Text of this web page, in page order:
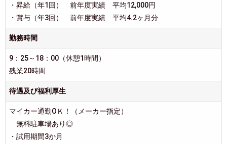
・昇給（年1回） 前年度実績 平均12,000円
・賞与（年3回） 前年度実績 平均4.2ヶ月分
勤務時間
9：25～18：00（休憩1時間）
残業20時間
待遇及び福利厚生
マイカー通勤ОＫ！（メーカー指定）
無料駐車場あり◎
・試用期間3か月